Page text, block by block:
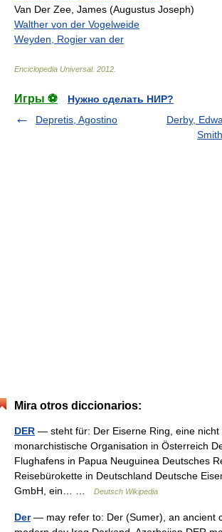
Van Der Zee, James (Augustus Joseph)
Walther von der Vogelweide
Weyden, Rogier van der
Enciclopedia Universal. 2012
Игры ⚽
Нужно сделать НИР?
Depretis, Agostino
Derby,
Mira otros diccionarios:
DER — steht für: Der Eiserne Ring, eine nicht
monarchistische Organisation in Österreich
Flughafens in Papua Neuguinea Deutsches
Reisebürokette in Deutschland Deutsche
GmbH, ein… …
Deutsch Wikipedia
Der— may refer to: Der (Sumer), an ancient